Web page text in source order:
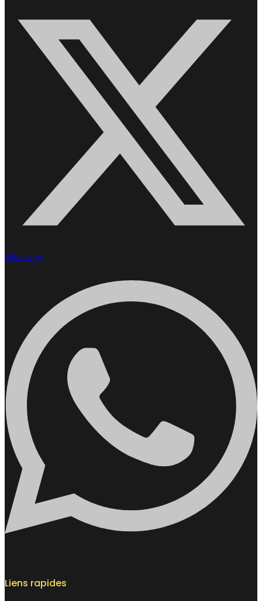
Whatsapp
Liens rapides